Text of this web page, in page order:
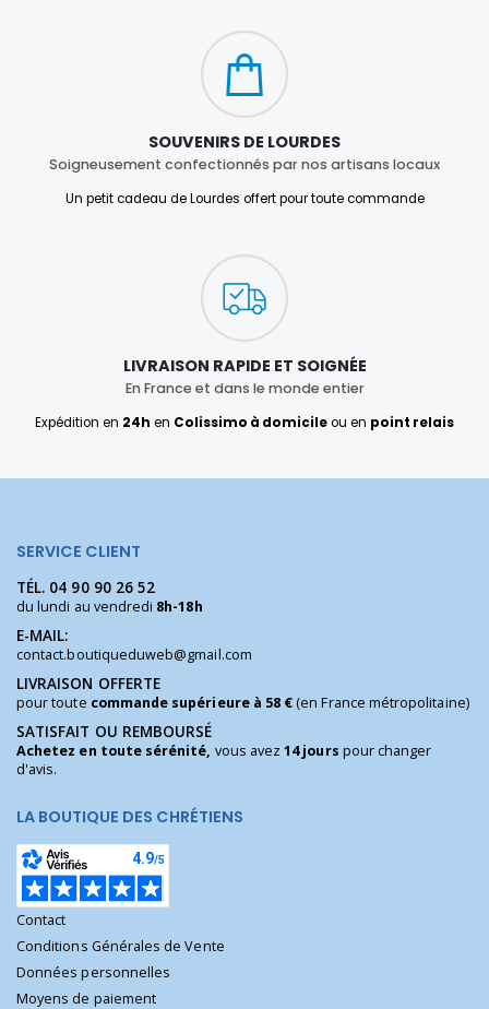
SOUVENIRS DE LOURDES
Soigneusement confectionnés par nos artisans locaux
Un petit cadeau de Lourdes offert pour toute commande
LIVRAISON RAPIDE ET SOIGNÉE
En France et dans le monde entier
Expédition en 24h en Colissimo à domicileou en point relais
SERVICE CLIENT
TÉL. 04 90 90 26 52
du lundi au vendredi 8h-18h
E-MAIL:
contact.boutiqueduweb@gmail.com
LIVRAISON OFFERTE
pour toute commande supérieure à 58 €(en France métropolitaine)
SATISFAIT OU REMBOURSÉ
Achetez en toute sérénité, vous avez14 jours pour changer
d'avis.
LA BOUTIQUE DES CHRÉTIENS
Contact
Conditions Générales de Vente
Données personnelles
Moyens de paiement